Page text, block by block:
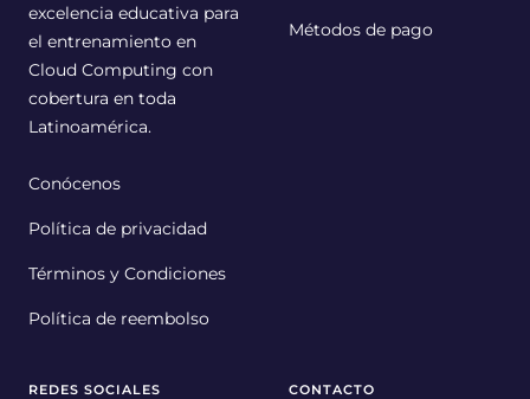
excelencia educativa para
el entrenamiento en
Cloud Computing con
cobertura en toda
Latinoamérica.
Conócenos
Política de privacidad
Términos y Condiciones
Política de reembolso
Métodos de pago
REDES SOCIALES CONTACTO